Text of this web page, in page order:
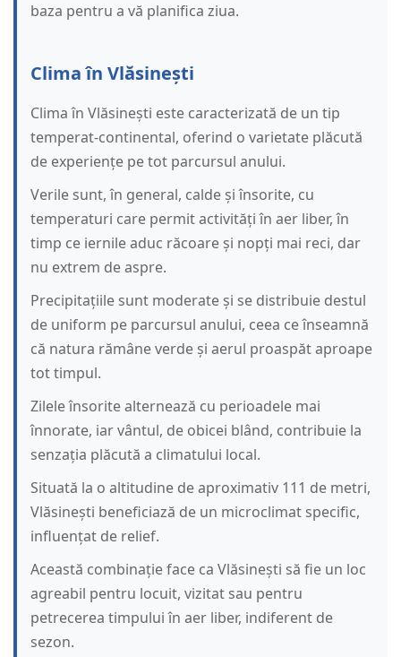
baza pentru a vă planifica ziua.
Clima în Vlăsinești
Clima în Vlăsinești este caracterizată de un tip
temperat-continental, oferind o varietate plăcută
de experiențe pe tot parcursul anului.
Verile sunt, în general, calde și însorite, cu
temperaturi care permit activități în aer liber, în
timp ce iernile aduc răcoare și nopți mai reci, dar
nu extrem de aspre.
Precipitațiile sunt moderate și se distribuie destul
de uniform pe parcursul anului, ceea ce înseamnă
că natura rămâne verde și aerul proaspăt aproape
tot timpul.
Zilele însorite alternează cu perioadele mai
înnorate, iar vântul, de obicei blând, contribuie la
senzația plăcută a climatului local.
Situată la o altitudine de aproximativ 111 de metri,
Vlăsinești beneficiază de un microclimat specific,
influențat de relief.
Această combinație face ca Vlăsinești să fie un loc
agreabil pentru locuit, vizitat sau pentru
petrecerea timpului în aer liber, indiferent de
sezon.